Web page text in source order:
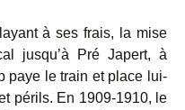
à ses frais, la mise
jusqu’à Pré Japert, à
paye le train et place lui-
périls. En 1909-1910, le